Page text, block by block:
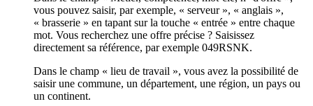
vous pouvez saisir, par exemple, « serveur », « anglais »,
« brasserie » en tapant sur la touche « entrée » entre chaque
mot. Vous recherchez une offre précise ? Saisissez
directement sa référence, par exemple 049RSNK.
Dans le champ « lieu de travail », vous avez la possibilité de
saisir une commune, un département, une région, un pays ou
un continent.